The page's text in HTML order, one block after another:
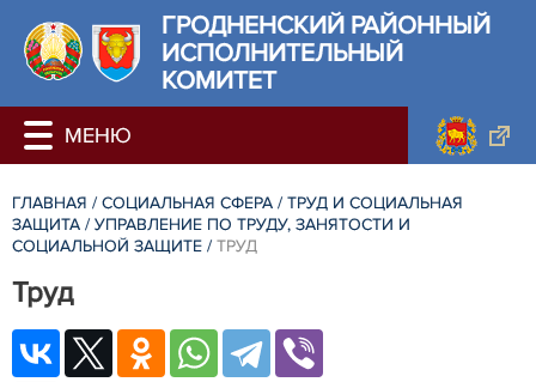
ГРОДНЕНСКИЙ РАЙОННЫЙ
ИСПОЛНИТЕЛЬНЫЙ
КОМИТЕТ
ГЛАВНАЯ / СОЦИАЛЬНАЯ СФЕРА / ТРУД И СОЦИАЛЬНАЯ
ЗАЩИТА / УПРАВЛЕНИЕ ПО ТРУДУ, ЗАНЯТОСТИ И
СОЦИАЛЬНОЙ ЗАЩИТЕ / ТРУД
Труд